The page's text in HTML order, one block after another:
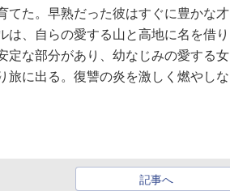
てた。早熟だった彼はすぐに豊かな才
、自らの愛する山と高地に名を借り
定な部分があり、幼なじみの愛する女
旅に出る。復讐の炎を激しく燃やしな
記事へ